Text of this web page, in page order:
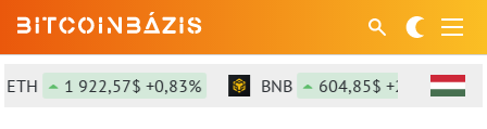
1 922,57$ +0,83% BNB 604,85$ +2,32%